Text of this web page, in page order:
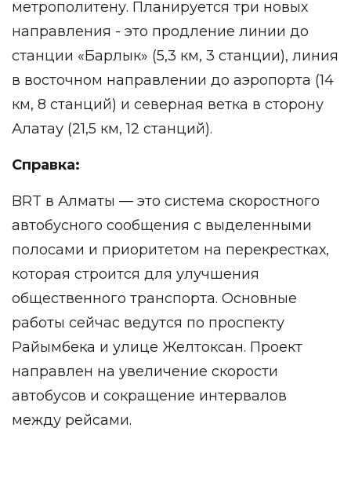
метрополитену. Планируется три новых
направления - это продление линии до
станции «Барлык» (5,3 км, 3 станции), линия
в восточном направлении до аэропорта (14
км, 8 станций) и северная ветка в сторону
Алатау (21,5 км, 12 станций).
Справка:
BRT в Алматы — это система скоростного
автобусного сообщения с выделенными
полосами и приоритетом на перекрестках,
которая строится для улучшения
общественного транспорта. Основные
работы сейчас ведутся по проспекту
Райымбека и улице Желтоксан. Проект
направлен на увеличение скорости
автобусов и сокращение интервалов
между рейсами.